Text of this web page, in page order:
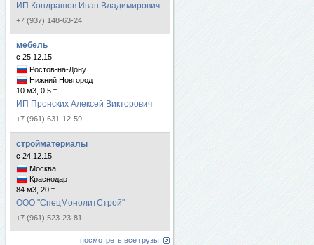
ИП Кондрашов Иван Владимирович
+7 (937) 148-63-24
мебель
с 25.12.15
Ростов-на-Дону
Нижний Новгород
10 м3, 0,5 т
ИП Пронских Алексей Викторович
+7 (961) 631-12-59
стройматериалы
с 24.12.15
Москва
Краснодар
84 м3, 20 т
ООО "СпецМонолитСтрой"
+7 (961) 523-23-81
посмотреть все грузы